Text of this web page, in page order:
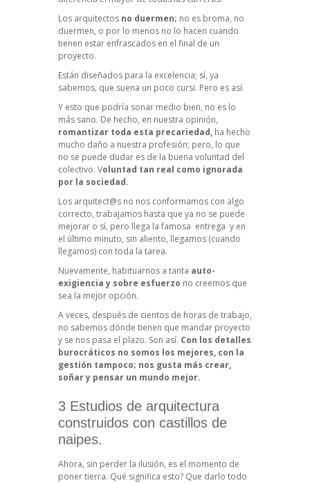
Los arquitectos no duermen; no es broma, no
duermen, o por lo menos no lo hacen cuando
tienen estar enfrascados en el final de un
proyecto.
Están diseñados para la excelencia; sí, ya
sabemos, que suena un poco cursi. Pero es así.
Y esto que podría sonar medio bien, no es lo
más sano. De hecho, en nuestra opinión,
romantizar toda esta precariedad, ha hecho
mucho daño a nuestra profesión; pero, lo que
no se puede dudar es de la buena voluntad del
colectivo. Voluntad tan real como ignorada
por la sociedad.
Los arquitect@s no nos conformamos con algo
correcto, trabajamos hasta que ya no se puede
mejorar o sí, pero llega la famosa entrega y en
el último minuto, sin aliento, llegamos (cuando
llegamos) con toda la tarea.
Nuevamente, habituarnos a tanta auto-
exigiencia y sobre esfuerzo no creemos que
sea la mejor opción.
A veces, después de cientos de horas de trabajo,
no sabemos dónde tienen que mandar proyecto
y se nos pasa el plazo. Son así. Con los detalles
burocráticos no somos los mejores, con la
gestión tampoco; nos gusta más crear,
soñar y pensar un mundo mejor.
3 Estudios de arquitectura
construidos con castillos de
naipes.
Ahora, sin perder la ilusión, es el momento de
poner tierra. Qué significa esto? Que darlo todo